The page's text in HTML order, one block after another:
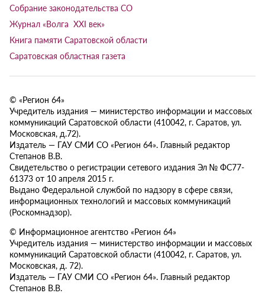
Собрание законодательства СО
Журнал «Волга XXI век»
Книга памяти Саратовской области
Саратовская областная газета
© «Регион 64»
Учредитель издания — министерство информации и массовых
коммуникаций Саратовской области (410042, г. Саратов, ул.
Московская, д.72).
Издатель — ГАУ СМИ СО «Регион 64». Главный редактор
Степанов В.В.
Свидетельство о регистрации сетевого издания Эл № ФС77-
61373 от 10 апреля 2015 г.
Выдано Федеральной службой по надзору в сфере связи,
информационных технологий и массовых коммуникаций
(Роскомнадзор).
© Информационное агентство «Регион 64»
Учредитель издания — министерство информации и массовых
коммуникаций Саратовской области (410042, г. Саратов, ул.
Московская, д. 72).
Издатель — ГАУ СМИ СО «Регион 64». Главный редактор
Степанов В.В.